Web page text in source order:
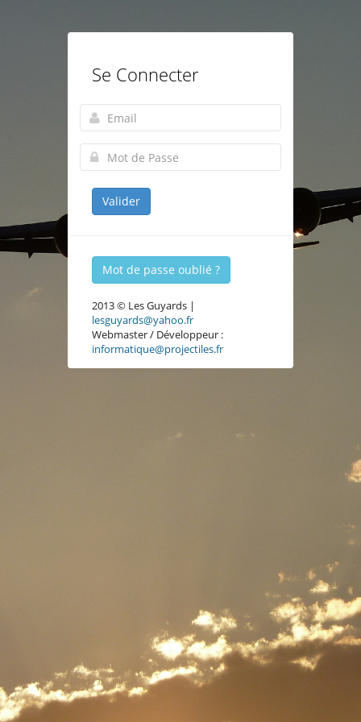
Se Connecter
Mot de passe oublié ?
2013 © Les Guyards |
lesguyards@yahoo.fr
Webmaster / Développeur :
informatique@projectiles.fr